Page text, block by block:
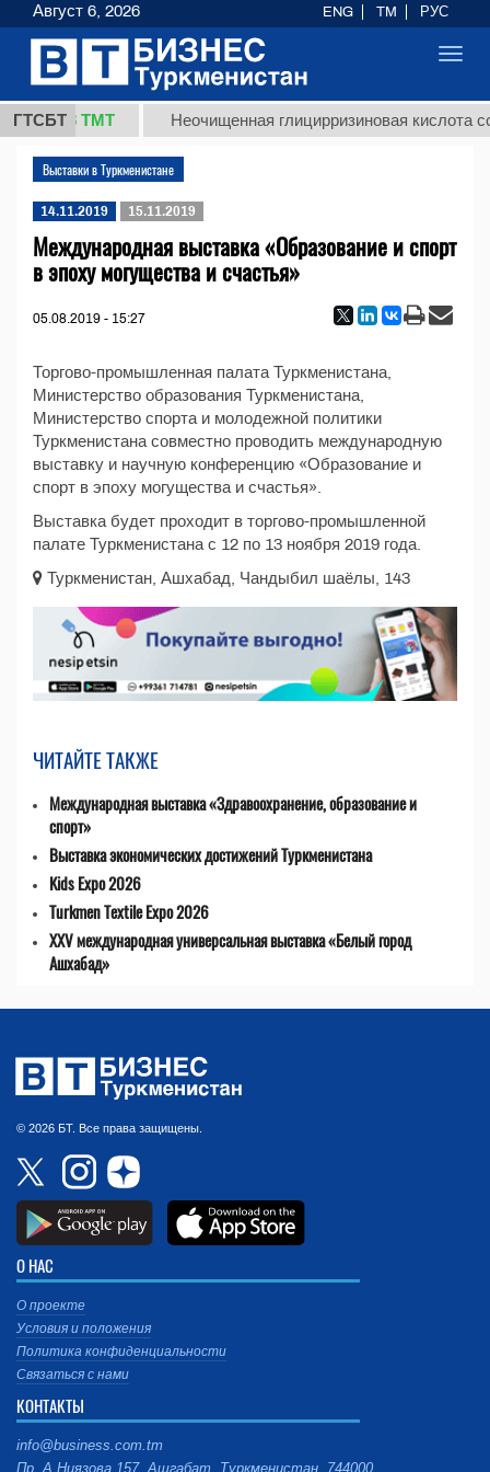
ГТСБТ
37,8 ТМТ Неочищенная глицирризиновая кислота
Выставки в Туркменистане
14.11.2019 15.11.2019
Международная выставка «Образование и спорт
в эпоху могущества и счастья»
05.08.2019 - 15:27
Торгово-промышленная палата Туркменистана,
Министерство образования Туркменистана,
Министерство спорта и молодежной политики
Туркменистана совместно проводить международную
выставку и научную конференцию «Образование и
спорт в эпоху могущества и счастья».
Выставка будет проходит в торгово-промышленной
палате Туркменистана с 12 по 13 ноября 2019 года.
Туркменистан, Ашхабад, Чандыбил шаёлы, 143
ЧИТАЙТЕ ТАКЖЕ
Международная выставка «Здравоохранение, образование и
спорт»
Выставка экономических достижений Туркменистана
Kids Expo 2026
Turkmen Textile Expo 2026
XXV международная универсальная выставка «Белый город
Ашхабад»
© 2026 БТ. Все права защищены.
О НАС
О проекте
Условия и положения
Политика конфиденциальности
Связаться с нами
КОНТАКТЫ
info@business.com.tm
Пр. А.Ниязова 157, Ашгабат, Туркменистан, 744000
Август 6, 2026 ENG TM РУС